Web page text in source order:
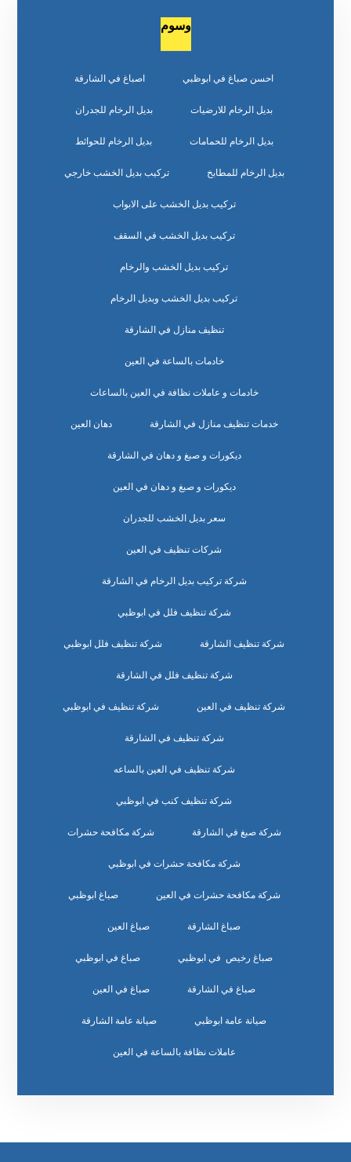
وسوم
احسن صباغ في ابوظبي اصباغ في الشارقة
بديل الرخام للارضيات بديل الرخام للجدران
بديل الرخام للحمامات بديل الرخام للحوائط
بديل الرخام للمطابخ تركيب بديل الخشب خارجي
تركيب بديل الخشب على الابواب
تركيب بديل الخشب في السقف
تركيب بديل الخشب والرخام
تركيب بديل الخشب وبديل الرخام
تنظيف منازل في الشارقة
خادمات بالساعة في العين
خادمات و عاملات نظافة في العين بالساعات
خدمات تنظيف منازل في الشارقة دهان العين
ديكورات و صبغ و دهان في الشارقة
ديكورات و صبغ و دهان في العين
سعر بديل الخشب للجدران
شركات تنظيف في العين
شركة تركيب بديل الرخام في الشارقة
شركة تنظيف فلل في ابوظبي
شركة تنظيف الشارقة شركة تنظيف فلل ابوظبي
شركة تنظيف فلل في الشارقة
شركة تنظيف في العين شركة تنظيف في ابوظبي
شركة تنظيف في الشارقة
شركة تنظيف في العين بالساعه
شركة تنظيف كنب في ابوظبي
شركة صبغ في الشارقة شركة مكافحة حشرات
شركة مكافحة حشرات في ابوظبي
شركة مكافحة حشرات في العين صباغ ابوظبي
صباغ الشارقة صباغ العين
صباغ رخيص في ابوظبي صباغ في ابوظبي
صباغ في الشارقة صباغ في العين
صيانة عامة ابوظبي صيانة عامة الشارقة
عاملات نظافة بالساعة في العين